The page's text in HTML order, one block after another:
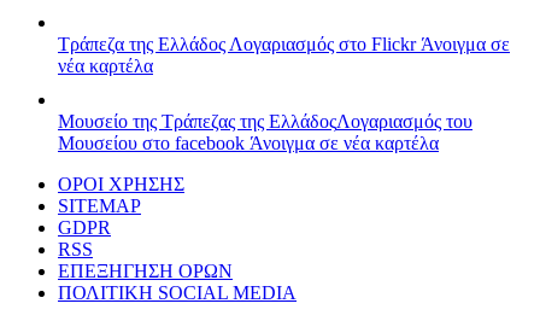
Τράπεζα της Ελλάδος Λογαριασμός στο FlickrΆνοιγμα σε
νέα καρτέλα
Μουσείο της Τράπεζας της ΕλλάδοςΛογαριασμός του
Μουσείου στο facebook Άνοιγμα σε νέα καρτέλα
ΟΡΟΙ ΧΡΗΣΗΣ
SITEMAP
GDPR
RSS
ΕΠΕΞΗΓΗΣΗ ΟΡΩΝ
ΠΟΛΙΤΙΚΗ SOCIAL MEDIA